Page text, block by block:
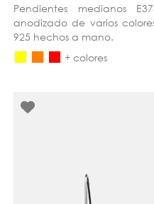
Pendientes medianos
anodizado de varios
925 hechos a mano.
+ colores